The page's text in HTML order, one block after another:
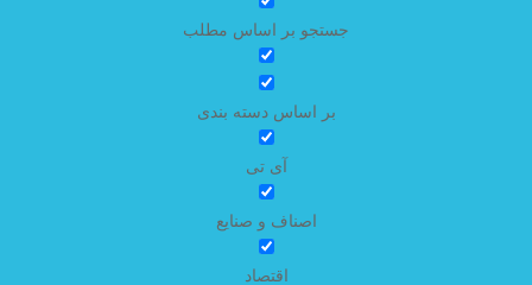
جستجو بر اساس مطلب
بر اساس دسته بندی
آی تی
اصناف و صنایع
اقتصاد